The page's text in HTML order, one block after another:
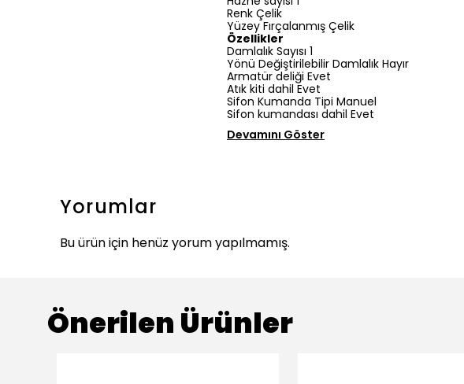
Renk Çelik
Yüzey Fırçalanmış Çelik
Özellikler
Damlalık Sayısı 1
Yönü Değiştirilebilir Damlalık Hayır
Armatür deliği Evet
Atık kiti dahil Evet
Sifon Kumanda Tipi Manuel
Sifon kumandası dahil Evet
Devamını Göster
Yorumlar
Bu ürün için henüz yorum yapılmamış.
Önerilen Ürünler